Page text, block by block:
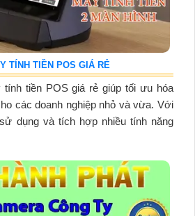
TÍNH TIỀN POS GIÁ RẺ
tính tiền POS giá rẻ giúp tối ưu hóa
các doanh nghiệp nhỏ và vừa. Với
dụng và tích hợp nhiều tính năng